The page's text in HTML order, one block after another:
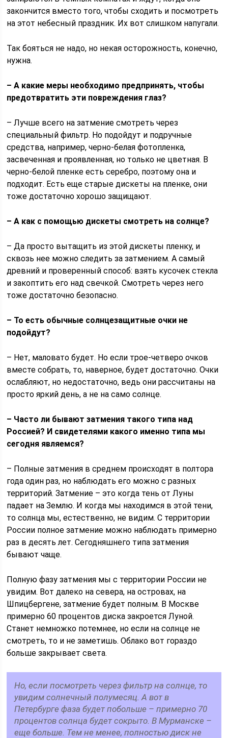
закончится вместо того, чтобы сходить и посмотреть
на этот небесный праздник. Их вот слишком напугали.
Так бояться не надо, но некая осторожность, конечно,
нужна.
– А какие меры необходимо предпринять, чтобы
предотвратить эти повреждения глаз?
– Лучше всего на затмение смотреть через
специальный фильтр. Но подойдут и подручные
средства, например, черно-белая фотопленка,
засвеченная и проявленная, но только не цветная. В
черно-белой пленке есть серебро, поэтому она и
подходит. Есть еще старые дискеты на пленке, они
тоже достаточно хорошо защищают.
– А как с помощью дискеты смотреть на солнце?
– Да просто вытащить из этой дискеты пленку, и
сквозь нее можно следить за затмением. А самый
древний и проверенный способ: взять кусочек стекла
и закоптить его над свечкой. Смотреть через него
тоже достаточно безопасно.
– То есть обычные солнцезащитные очки не
подойдут?
– Нет, маловато будет. Но если трое-четверо очков
вместе собрать, то, наверное, будет достаточно. Очки
ослабляют, но недостаточно, ведь они рассчитаны на
просто яркий день, а не на само солнце.
– Часто ли бывают затмения такого типа над
Россией? И свидетелями какого именно типа мы
сегодня являемся?
– Полные затмения в среднем происходят в полтора
года один раз, но наблюдать его можно с разных
территорий. Затмение – это когда тень от Луны
падает на Землю. И когда мы находимся в этой тени,
то солнца мы, естественно, не видим. С территории
России полное затмение можно наблюдать примерно
раз в десять лет. Сегодняшнего типа затмения
бывают чаще.
Полную фазу затмения мы с территории России не
увидим. Вот далеко на севера, на островах, на
Шпицбергене, затмение будет полным. В Москве
примерно 60 процентов диска закроется Луной.
Станет немножко потемнее, но если на солнце не
смотреть, то и не заметишь. Облако вот гораздо
больше закрывает света.
Но, если посмотреть через фильтр на солнце, то
увидим солнечный полумесяц. А вот в
Петербурге фаза будет побольше – примерно 70
процентов солнца будет сокрыто. В Мурманске –
еще больше. Тем не менее, полностью диск не